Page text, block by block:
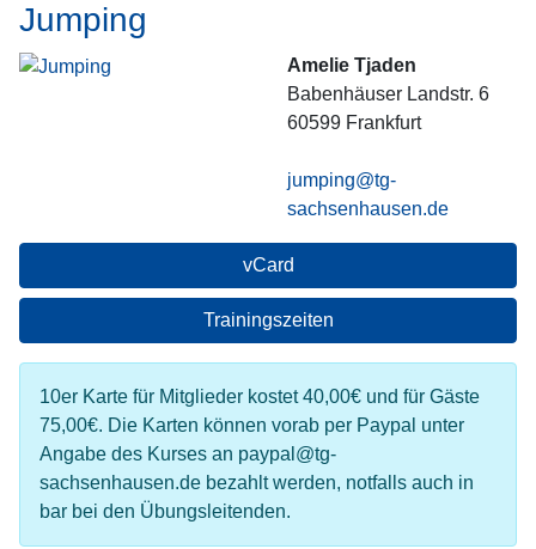
Jumping
Amelie Tjaden
Babenhäuser Landstr. 6
60599 Frankfurt
jumping@tg-
sachsenhausen.de
vCard
Trainingszeiten
10er Karte für Mitglieder kostet 40,00€ und für Gäste
75,00€. Die Karten können vorab per Paypal unter
Angabe des Kurses an paypal@tg-
sachsenhausen.de bezahlt werden, notfalls auch in
bar bei den Übungsleitenden.